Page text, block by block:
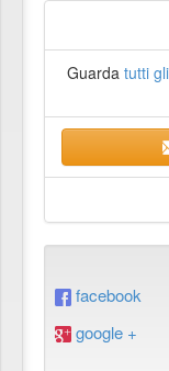
Guarda tutti
facebook
google +